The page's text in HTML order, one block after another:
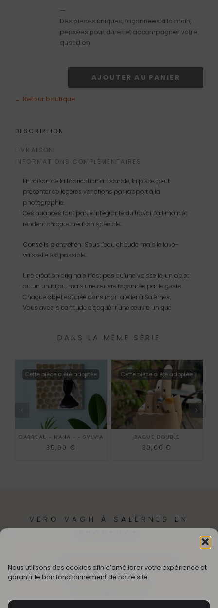
Nous utilisons des cookies afin d’améliorer votre expérience et
garantir le bon fonctionnement de notre site.
—
Des pièces uniques, façonnées à la main,
pensées pour durer et accompagner votre
quotidien.
de
bleue
AJOUTER AU PANIER
← Retour boutique
DESCRIPTION
LIVRAISON
INFORMATIONS COMPLÉMENTAIRES
En raison de la fabrication artisanale, la pièce peut
présenter de légères variations par rapport à la
photographie.
Ces nuances font partie intégrante du travail fait main et
rendent chaque création spéciale.
Conseils d’entretien : Sous l’eau chaude mais le lave-
vaisselle est possible.
Une création originale n’est pas qu’une vaisselle, un objet
ou un un bijou, mais une œuvre façonnée par le geste.
Chaque objet est créé dans mon atelier à Salernes.
Vous avez la certitude d’acquérir une œuvre unique
DANS LA MÊME SÉRIE
Cette pièce a été adoptée
CARREAU « NANA » • SYLVIA
35,00 €
Cette pièce a été adoptée
BAGUE DOUBLE
30,00€
VERO VAGH À SALERNES EN
SUIVEZ MON UNIVERS